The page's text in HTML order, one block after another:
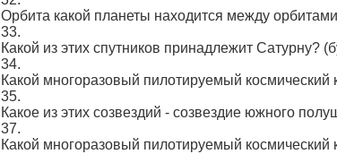
Орбита какой планеты находится между
33.
Какой из этих спутников принадлежит Сатурну?
34.
Какой многоразовый пилотируемый
35.
Какое из этих созвездий - созвездие южного
37.
Какой многоразовый пилотируемый